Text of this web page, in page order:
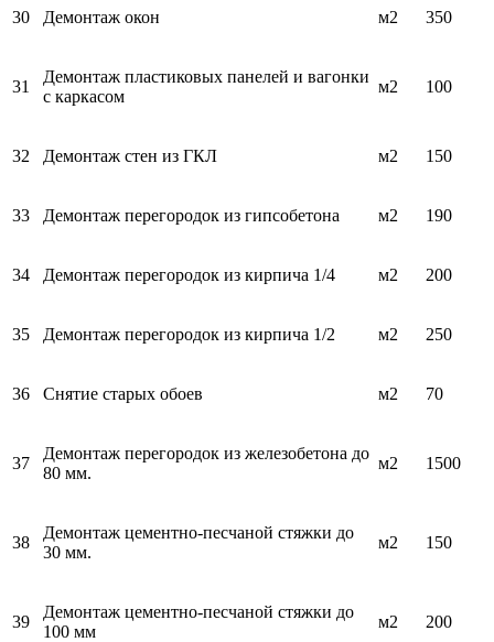
30 Демонтаж окон м2 350
31
Демонтаж пластиковых панелей и вагонки
с каркасом
м2 100
32 Демонтаж стен из ГКЛ м2 150
33 Демонтаж перегородок из гипсобетона м2 190
34 Демонтаж перегородок из кирпича 1/4 м2 200
35 Демонтаж перегородок из кирпича 1/2 м2 250
36 Снятие старых обоев м2 70
37
Демонтаж перегородок из железобетона до
80 мм.
м2 1500
38
Демонтаж цементно-песчаной стяжки до
30 мм.
м2 150
39
Демонтаж цементно-песчаной стяжки до
100 мм
м2 200